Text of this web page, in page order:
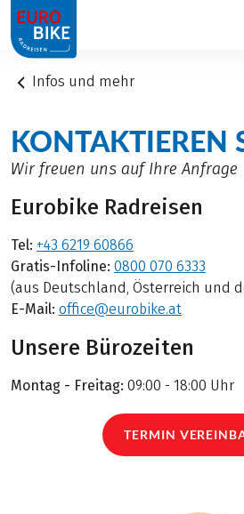
1
Infos und mehr
KONTAKTIEREN
Wir freuen uns auf Ihre Anfrage
Eurobike Radreisen
Tel: +43 6219 60866
Gratis-Infoline: 0800 070 6333
(aus Deutschland, Österreich und
E-Mail: office@eurobike.at
Unsere Bürozeiten
Montag - Freitag: 09:00 - 18:00 Uhr
TERMIN